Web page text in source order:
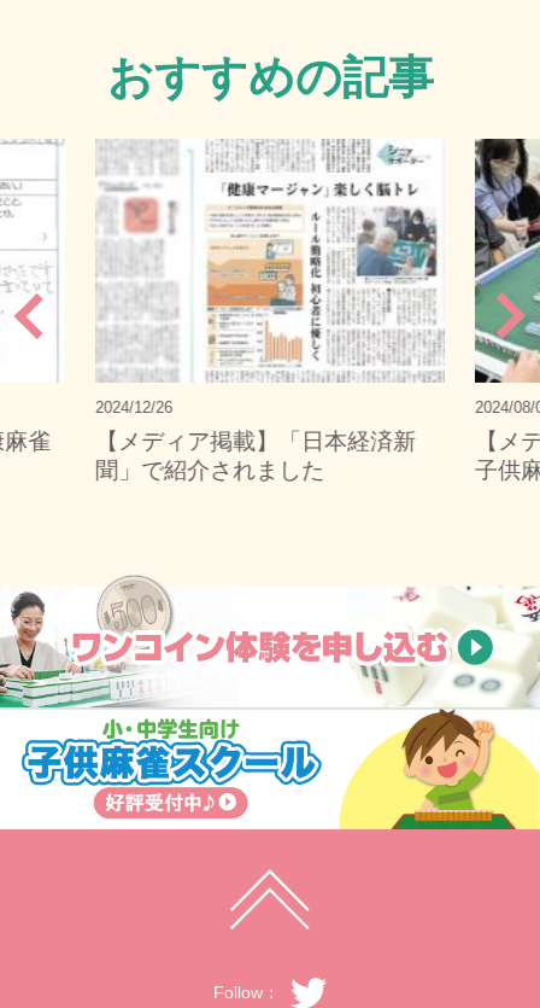
おすすめの記事
雀
2024/12/26
【メディア掲載】「日本経済新
聞」で紹介されました
2024/08/
【メ
子供
Follow：